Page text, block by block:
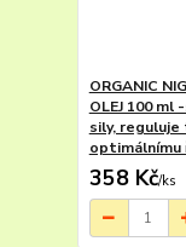
ORGANIC
OLEJ 100
sily, reguluje
optimálnímu
358 Kč/ks